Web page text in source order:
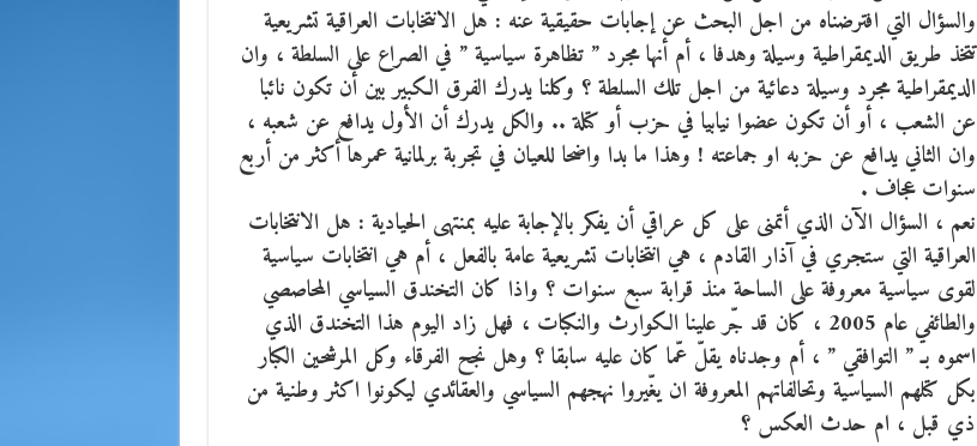
والسؤال التي افترضناه من اجل البحث عن إجابات حقيقية عنه : هل الانتخابات العراقية تشريعية
تتخذ طريق الديمقراطية وسيلة وهدفا ، أم أنها مجرد ” تظاهرة سياسية ” في الصراع على السلطة ، وان
الديمقراطية مجرد وسيلة دعائية من اجل تلك السلطة ؟ وكلنا يدرك الفرق الكبير بين أن تكون نائبا
عن الشعب ، أو أن تكون عضوا نيابيا في حزب أو كتلة .. والكل يدرك أن الأول يدافع عن شعبه ،
وان الثاني يدافع عن حزبه او جماعته ! وهذا ما بدا واضحا للعيان في تجربة برلمانية عمرها أكثر من أربع
سنوات عجاف .
نعم ، السؤال الآن الذي أتمنى على كل عراقي أن يفكر بالإجابة عليه بمنتهى الحيادية : هل الانتخابات
العراقية التي ستجري في آذار القادم ، هي انتخابات تشريعية عامة بالفعل ، أم هي انتخابات سياسية
لقوى سياسية معروفة على الساحة منذ قرابة سبع سنوات ؟ واذا كان التخندق السياسي المحاصصي
والطائفي عام 2005 ، كان قد جّر علينا الكوارث والنكبات ، فهل زاد اليوم هذا التخندق الذي
اسموه بـ ” التوافقي ” ، أم وجدناه يقلّ عّما كان عليه سابقا ؟ وهل نجح الفرقاء وكل المرشحين الكبار
بكل كتلهم السياسية وتحالفاتهم المعروفة ان يغّيروا نهجهم السياسي والعقائدي ليكونوا اكثر وطنية من
ذي قبل ، ام حدث العكس ؟